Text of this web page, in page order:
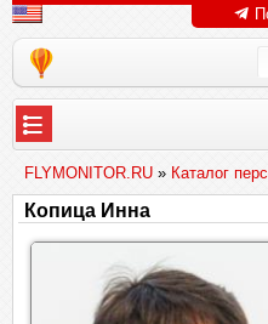
FLYMONITOR.RU » Каталог
Копица Инна